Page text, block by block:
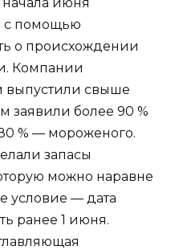
с помощью
о происхождении
Компании
выпустили свыше
заявили более 90 %
% — мороженого.
запасы
можно наравне
условие — дата
ранее 1 июня.